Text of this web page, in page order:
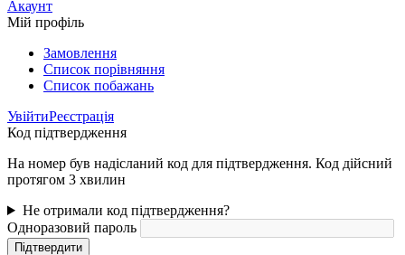
Акаунт
Мій профіль
Замовлення
Cписок порівняння
Список побажань
УвійтиРеєстрація
Код підтвердження
На номер був надісланий код для підтвердження. Код дійсний
протягом 3 хвилин
Не отримали код підтвердження?
Одноразовий пароль
Підтвердити